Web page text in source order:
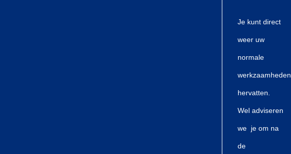
Je kunt direct
weer uw
normale
werkzaamheden
hervatten.
Wel adviseren
we je om na
de